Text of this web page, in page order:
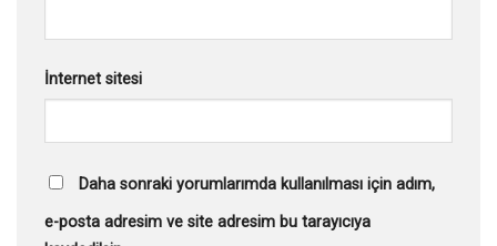
İnternet sitesi
Daha sonraki yorumlarımda kullanılması için adım,
e-posta adresim ve site adresim bu tarayıcıya